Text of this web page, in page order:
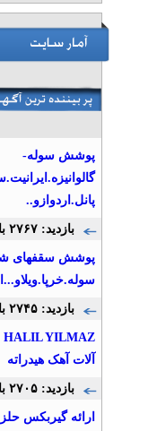
زیبانویسی
مجید شهیدی
مرکز زبان
آموزشگاه
تلفن: ۰۴۱۴۱۶۴
ICDL در تبریز
تلفن: ۰۴۱۴۱۶۴
پوشش سوله-
پانل.اردوازو..
بازدید: ۲۷۶۷ بار
پوشش سقفهای
بازدید: ۲۷۴۵ بار
آلات آهک هیدراته
بازدید: ۲۷۰۵ بار
ارائه گیربکس